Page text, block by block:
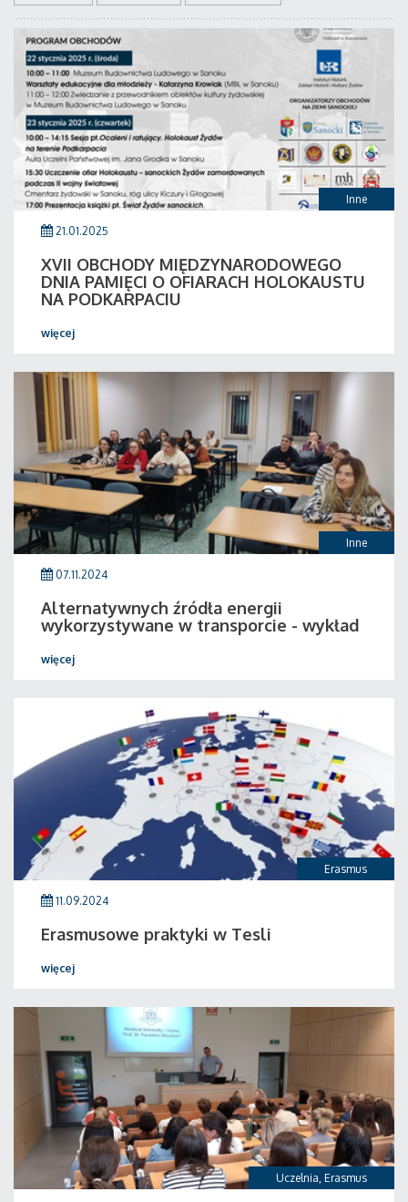
Inne
21.01.2025
XVII OBCHODY MIĘDZYNARODOWEGO
DNIA PAMIĘCI O OFIARACH HOLOKAUSTU
NA PODKARPACIU
więcej
Inne
07.11.2024
Alternatywnych źródła energii
wykorzystywane w transporcie - wykład
więcej
Erasmus
11.09.2024
Erasmusowe praktyki w Tesli
więcej
Uczelnia, Erasmus